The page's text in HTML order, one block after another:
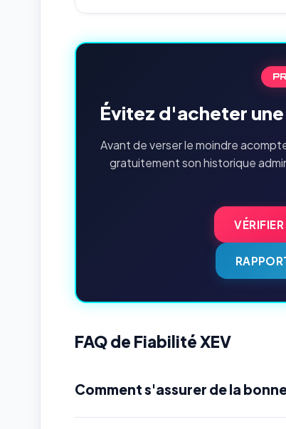
Évitez d'acheter
Avant de verser le moindre
gratuitement son historique
FAQ de Fiabilité XEV
Comment s'assurer de la